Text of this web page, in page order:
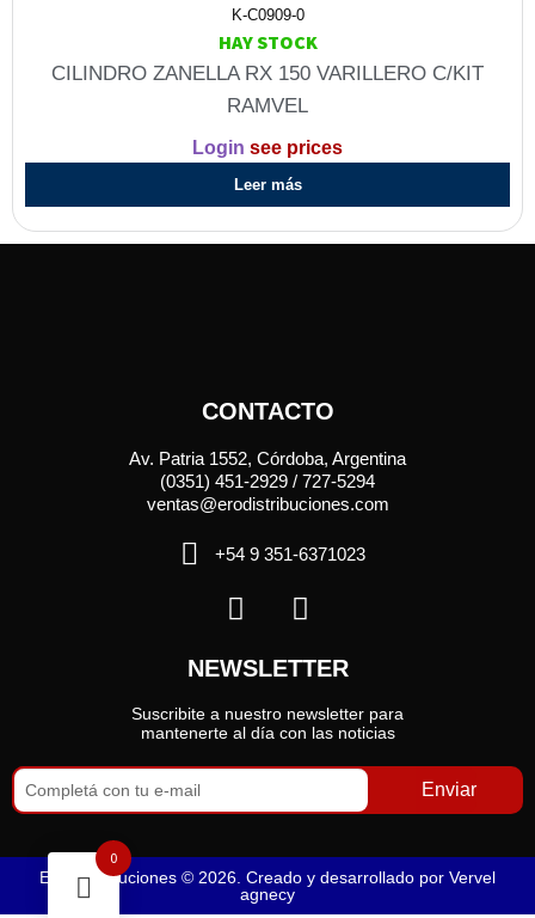
K-C0909-0
HAY STOCK
CILINDRO ZANELLA RX 150 VARILLERO C/KIT
RAMVEL
Login see prices
Leer más
CONTACTO
Av. Patria 1552, Córdoba, Argentina
(0351) 451-2929 / 727-5294
ventas@erodistribuciones.com
+54 9 351-6371023
NEWSLETTER
Suscribite a nuestro newsletter para
mantenerte al día con las noticias
Enviar
Ero Distribuciones © 2026. Creado y desarrollado por Vervel
agnecy
0